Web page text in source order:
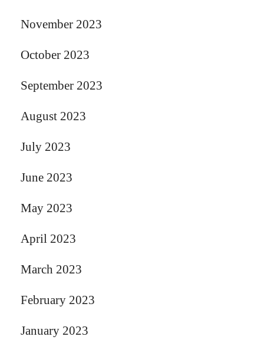
November 2023
October 2023
September 2023
August 2023
July 2023
June 2023
May 2023
April 2023
March 2023
February 2023
January 2023